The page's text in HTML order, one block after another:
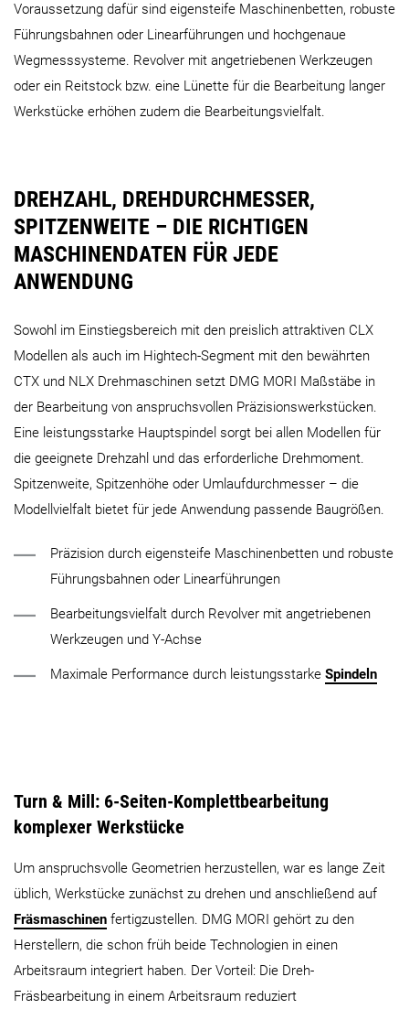
Voraussetzung dafür sind eigensteife Maschinenbetten, robuste
Führungsbahnen oder Linearführungen und hochgenaue
Wegmesssysteme. Revolver mit angetriebenen Werkzeugen
oder ein Reitstock bzw. eine Lünette für die Bearbeitung langer
Werkstücke erhöhen zudem die Bearbeitungsvielfalt.
DREHZAHL, DREHDURCHMESSER,
SPITZENWEITE – DIE RICHTIGEN
MASCHINENDATEN FÜR JEDE
ANWENDUNG
Sowohl im Einstiegsbereich mit den preislich attraktiven CLX
Modellen als auch im Hightech-Segment mit den bewährten
CTX und NLX Drehmaschinen setzt DMG MORI Maßstäbe in
der Bearbeitung von anspruchsvollen Präzisionswerkstücken.
Eine leistungsstarke Hauptspindel sorgt bei allen Modellen für
die geeignete Drehzahl und das erforderliche Drehmoment.
Spitzenweite, Spitzenhöhe oder Umlaufdurchmesser – die
Modellvielfalt bietet für jede Anwendung passende Baugrößen.
Präzision durch eigensteife Maschinenbetten und robuste
Führungsbahnen oder Linearführungen
Bearbeitungsvielfalt durch Revolver mit angetriebenen
Werkzeugen und Y-Achse
Maximale Performance durch leistungsstarke Spindeln
Turn & Mill: 6-Seiten-Komplettbearbeitung
komplexer Werkstücke
Um anspruchsvolle Geometrien herzustellen, war es lange Zeit
üblich, Werkstücke zunächst zu drehen und anschließend auf
Fräsmaschinen fertigzustellen. DMG MORI gehört zu den
Herstellern, die schon früh beide Technologien in einen
Arbeitsraum integriert haben. Der Vorteil: Die Dreh-
Fräsbearbeitung in einem Arbeitsraum reduziert